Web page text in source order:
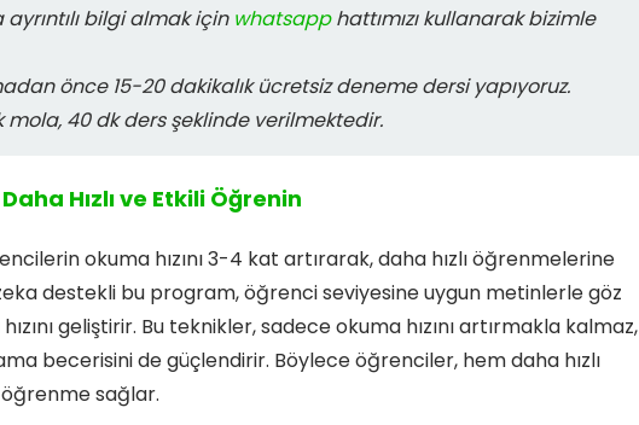
bilgi almak için whatsapphattımızı kullanarak bizimle
önce 15-20 dakikalık ücretsiz deneme dersi yapıyoruz.
mola, 40 dk ders şeklinde verilmektedir.
Hızlı ve Etkili Öğrenin
okuma hızını 3-4 kat artırarak, daha hızlı öğrenmelerine
destekli bu program, öğrenci seviyesine uygun metinlerle göz
geliştirir. Bu teknikler, sadece okuma hızını artırmakla kalmaz,
becerisini de güçlendirir. Böylece öğrenciler, hem daha hızlı
sağlar.